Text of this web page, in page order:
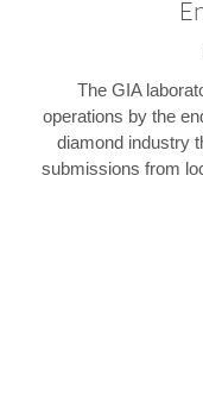
The GIA
operations by the
diamond industry
submissions from